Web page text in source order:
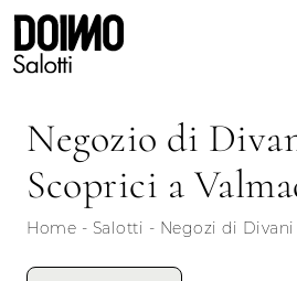
Negozio di
Scoprici a
Home - Salotti - Negozi di Divani